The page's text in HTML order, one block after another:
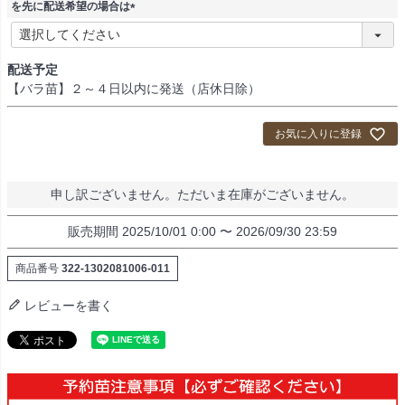
を先に配送希望の場合は
(
配送予定
【バラ苗】２～４日以内に発送（店休日除）
お気に入りに登録
申し訳ございません。ただいま在庫がございません。
販売期間 2025/10/01 0:00 〜 2026/09/30 23:59
商品番号 322-1302081006-011
レビューを書く